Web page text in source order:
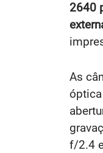
2640
As
f/2.4